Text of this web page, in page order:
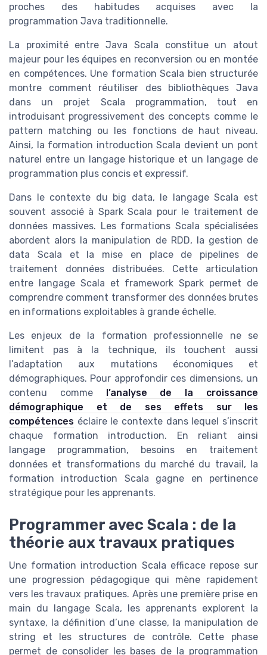
proches des habitudes acquises avec la
programmation Java traditionnelle.
La proximité entre Java Scala constitue un atout
majeur pour les équipes en reconversion ou en montée
en compétences. Une formation Scala bien structurée
montre comment réutiliser des bibliothèques Java
dans un projet Scala programmation, tout en
introduisant progressivement des concepts comme le
pattern matching ou les fonctions de haut niveau.
Ainsi, la formation introduction Scala devient un pont
naturel entre un langage historique et un langage de
programmation plus concis et expressif.
Dans le contexte du big data, le langage Scala est
souvent associé à Spark Scala pour le traitement de
données massives. Les formations Scala spécialisées
abordent alors la manipulation de RDD, la gestion de
data Scala et la mise en place de pipelines de
traitement données distribuées. Cette articulation
entre langage Scala et framework Spark permet de
comprendre comment transformer des données brutes
en informations exploitables à grande échelle.
Les enjeux de la formation professionnelle ne se
limitent pas à la technique, ils touchent aussi
l’adaptation aux mutations économiques et
démographiques. Pour approfondir ces dimensions, un
contenu comme l’analyse de la croissance
démographique et de ses effets sur les
compétences éclaire le contexte dans lequel s’inscrit
chaque formation introduction. En reliant ainsi
langage programmation, besoins en traitement
données et transformations du marché du travail, la
formation introduction Scala gagne en pertinence
stratégique pour les apprenants.
Programmer avec Scala : de la
théorie aux travaux pratiques
Une formation introduction Scala efficace repose sur
une progression pédagogique qui mène rapidement
vers les travaux pratiques. Après une première prise en
main du langage Scala, les apprenants explorent la
syntaxe, la définition d’une classe, la manipulation de
string et les structures de contrôle. Cette phase
permet de consolider les bases de la programmation